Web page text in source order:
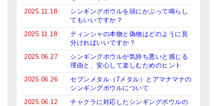
2025.11.18
シンギングボウルを頭にかぶって鳴らし
てもいいですか？
2025.11.18
ティンシャの本物と偽物はどのように見
分ければいいですか？
2025.06.27
シンギングボウルが気持ち悪いと感じる
理由と、安心して楽しむためのヒント
2025.06.26
セブンメタル（7メタル）とアマナマナの
シンギングボウルについて
2025.06.12
チャクラに対応したシンギングボウルの